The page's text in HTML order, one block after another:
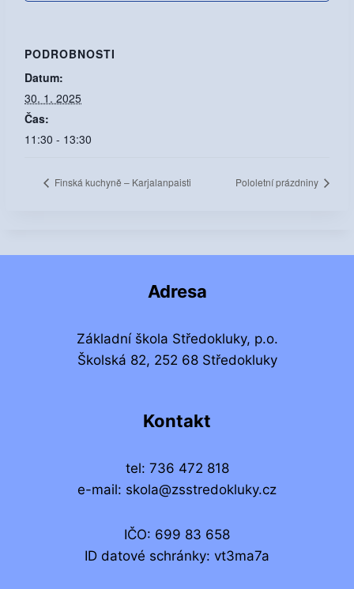
PODROBNOSTI
Datum:
30. 1. 2025
Čas:
11:30 - 13:30
Finská kuchyně – Karjalanpaisti Pololetní prázdniny
Adresa
Základní škola Středokluky, p.o.
Školská 82, 252 68 Středokluky
Kontakt
tel: 736 472 818
e-mail: skola@zsstredokluky.cz
IČO: 699 83 658
ID datové schránky: vt3ma7a